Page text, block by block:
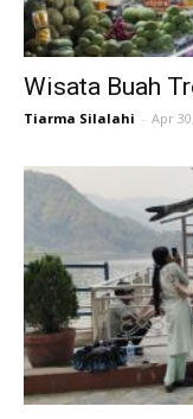
Wisata Buah
Tiarma Silalahi - Apr